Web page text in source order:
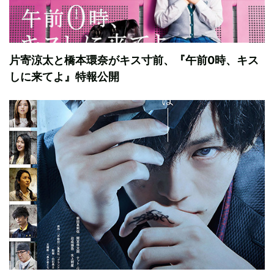
片寄涼太と橋本環奈がキス寸前、『午前0時、キス
しに来てよ』特報公開